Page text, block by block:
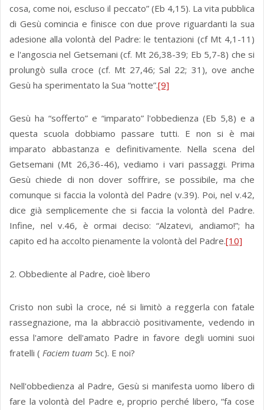
cosa, come noi, escluso il peccato” (Eb 4,15). La vita pubblica
di Gesù comincia e finisce con due prove riguardanti la sua
adesione alla volontà del Padre: le tentazioni (cf Mt 4,1-11)
e l'angoscia nel Getsemani (cf. Mt 26,38-39; Eb 5,7-8) che si
prolungò sulla croce (cf. Mt 27,46; Sal 22; 31), ove anche
Gesù ha sperimentato la Sua “notte”.[9]
Gesù ha “sofferto” e “imparato” l'obbedienza (Eb 5,8) e a
questa scuola dobbiamo passare tutti. E non si è mai
imparato abbastanza e definitivamente. Nella scena del
Getsemani (Mt 26,36-46), vediamo i vari passaggi. Prima
Gesù chiede di non dover soffrire, se possibile, ma che
comunque si faccia la volontà del Padre (v.39). Poi, nel v.42,
dice già semplicemente che si faccia la volontà del Padre.
Infine, nel v.46, è ormai deciso: “Alzatevi, andiamo!”; ha
capito ed ha accolto pienamente la volontà del Padre.[10]
2. Obbediente al Padre, cioè libero
Cristo non subì la croce, né si limitò a reggerla con fatale
rassegnazione, ma la abbracciò positivamente, vedendo in
essa l'amore dell'amato Padre in favore degli uomini suoi
fratelli ( Faciem tuam 5c). E noi?
Nell'obbedienza al Padre, Gesù si manifesta uomo libero di
fare la volontà del Padre e, proprio perché libero, “fa cose